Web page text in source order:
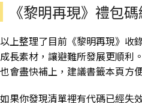
《黎明再現》禮包
以上整理了目前《黎明再現》收
成長素材，讓避難所發展更順利
也會盡快補上，建議書籤本頁方
如果你發現清單裡有代碼已經失